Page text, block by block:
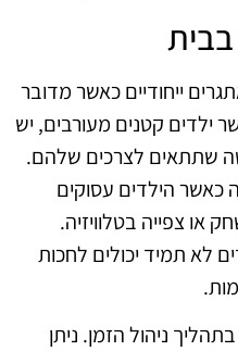
בבית
ייחודיים כאשר מדובר
ילדים קטנים מעורבים, יש
שתתאים לצרכים שלהם.
כאשר הילדים עסוקים
או צפייה בטלוויזיה.
לא תמיד יכולים לחכות
ניהול הזמן. ניתן